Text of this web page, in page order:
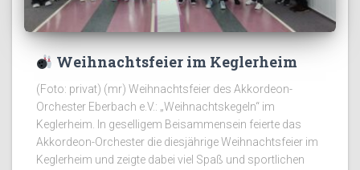
Weihnachtsfeier im Keglerheim
(Foto: privat) (mr) Weihnachtsfeier des Akkordeon-
Orchester Eberbach e.V.: „Weihnachtskegeln“ im
Keglerheim. In geselligem Beisammensein feierte das
Akkordeon-Orchester die diesjährige Weihnachtsfeier im
Keglerheim und zeigte dabei viel Spaß und sportlichen